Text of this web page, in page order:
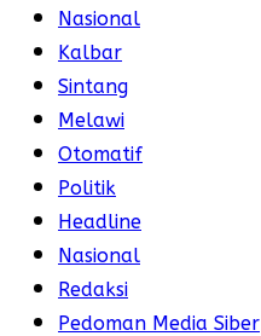
Nasional
Kalbar
Sintang
Melawi
Otomatif
Politik
Headline
Nasional
Redaksi
Pedoman Media Siber